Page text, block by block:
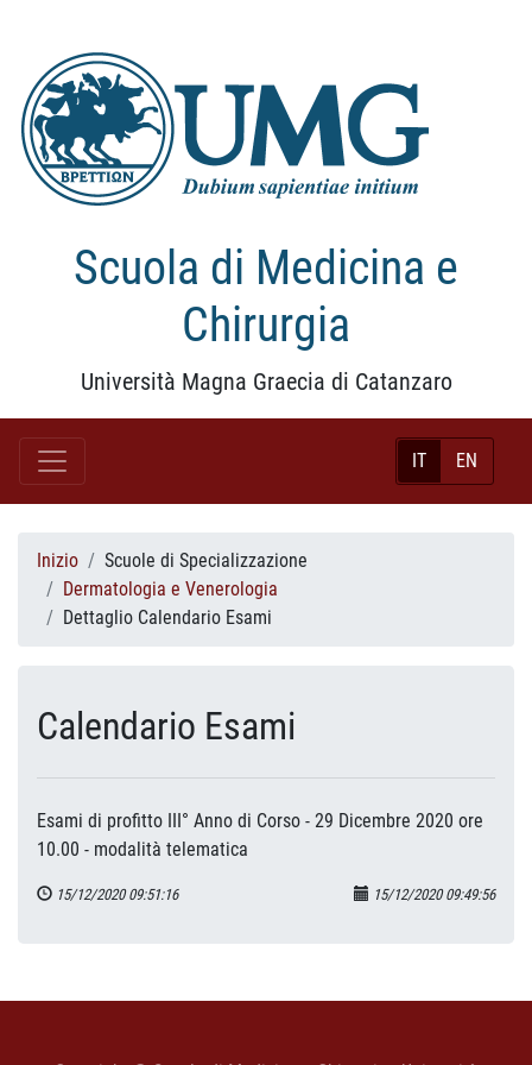
Scuola di Medicina e
Chirurgia
Università Magna Graecia di Catanzaro
IT EN
Inizio
Scuole di Specializzazione
Dermatologia e Venerologia
Dettaglio Calendario Esami
Calendario Esami
Esami di profitto III° Anno di Corso - 29 Dicembre 2020 ore
10.00 - modalità telematica
15/12/2020 09:51:16 15/12/2020 09:49:56